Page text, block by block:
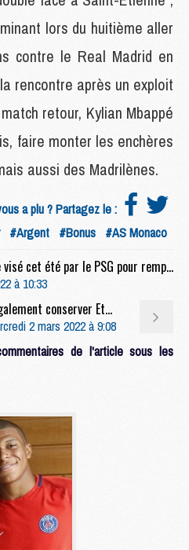
lors du huitième aller
contre le Real Madrid en
rencontre après un exploit
retour, Kylian Mbappé
faire monter les enchères
aussi des Madrilènes.
a plu ? Partagez le :
#Argent #Bonus #AS Monaco
Mercato : Dembélé visé cet été par le PSG pour remplacer Di Maria (COPE)
à 10:33
Formation : Le PSG souhaite également conserver Ethan Mbappé
2 mars 2022 à 9:08
de l'article sous les